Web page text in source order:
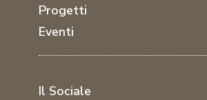
Progetti
Eventi
Il Sociale